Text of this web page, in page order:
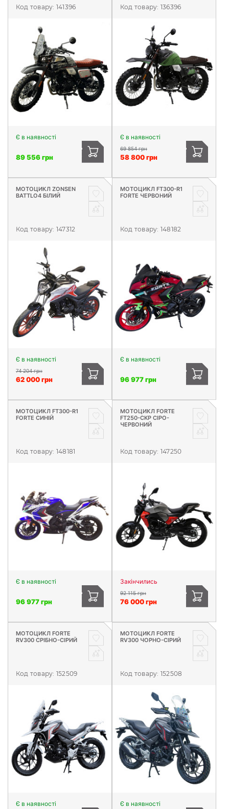
Код товару: 141396
Є в наявності
89 556 грн
Код товару: 136396
Є в наявності
69 854 грн
58 800 грн
МОТОЦИКЛ ZONSEN
BATTLO4 БIЛИЙ
Код товару: 147312
Є в наявності
74 204 грн
62 000 грн
МОТОЦИКЛ FT300-R1
FORTE ЧЕРВОНИЙ
Код товару: 148182
Є в наявності
96 977 грн
МОТОЦИКЛ FT300-R1
FORTE СИНIЙ
Код товару: 148181
Є в наявності
96 977 грн
МОТОЦИКЛ FORTE
FT250-CKP СІРО-
ЧЕРВОНИЙ
Код товару: 147250
Закінчились
92 115 грн
76 000 грн
МОТОЦИКЛ FORTE
RV300 СРІБНО-СІРИЙ
Код товару: 152509
Є в наявності
МОТОЦИКЛ FORTE
RV300 ЧОРНО-СІРИЙ
Код товару: 152508
Є в наявності